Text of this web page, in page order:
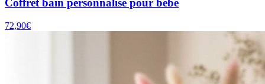
Coffret bain personnalisé pour bébé
72,90€